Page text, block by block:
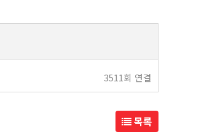
3511회 연결
목록